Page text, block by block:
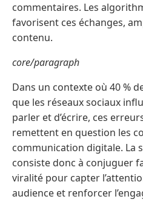
commentaires. Les
favorisent ces échanges,
contenu.
core/paragraph
Dans un contexte où 40 %
que les réseaux sociaux
parler et d’écrire, ces
remettent en question les
communication digitale. La
consiste donc à conjuguer
viralité pour capter
audience et renforcer